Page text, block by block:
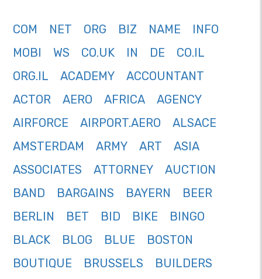
COM NET ORG BIZ NAME
INFO
MOBI
WS CO.UK IN DE
CO.IL
ORG.IL
ACADEMY
ACCOUNTANT
ACTOR
AERO AFRICA
AGENCY
AIRFORCE
AIRPORT.AERO
ALSACE
AMSTERDAM
ARMY ART
ASIA
ASSOCIATES
ATTORNEY
AUCTION
BAND
BARGAINS BAYERN
BEER
BERLIN
BET BID BIKE
BINGO
BLACK
BLOG BLUE
BOSTON
BOUTIQUE
BRUSSELS
BUILDERS